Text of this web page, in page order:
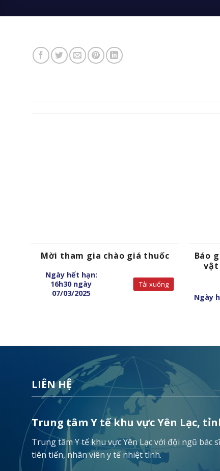
Mời tham gia chào giá thuốc
Ngày hết hạn:
16h30 ngày
07/03/2025
Tải xuống
Báo
vật
Ngày
LIÊN HỆ
Trung tâm Y tế khu vực Yên Lạc,
Trung tâm Y tế khu vực Yên Lạc với đội ngũ bác
tiên tiến, nhân viên y tế nhiệt tình.